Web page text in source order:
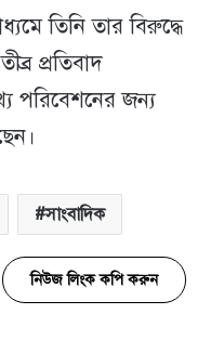
তিনি তার বিরুদ্ধে
প্রতিবাদ
পরিবেশনের জন্য
সাংবাদিক
নিউজ লিংক কপি করুন